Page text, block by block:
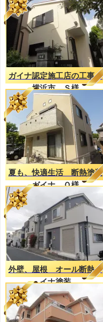
ガイナ認定施工店の工事
横浜市 Ｓ様
夏も、快適生活 断熱塗装
ガイナ Ｏ様
外壁、屋根 オール断熱ガ
イナ塗装